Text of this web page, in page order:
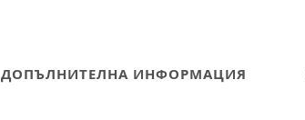
ДОПЪЛНИТЕЛНА ИНФОРМАЦИЯ